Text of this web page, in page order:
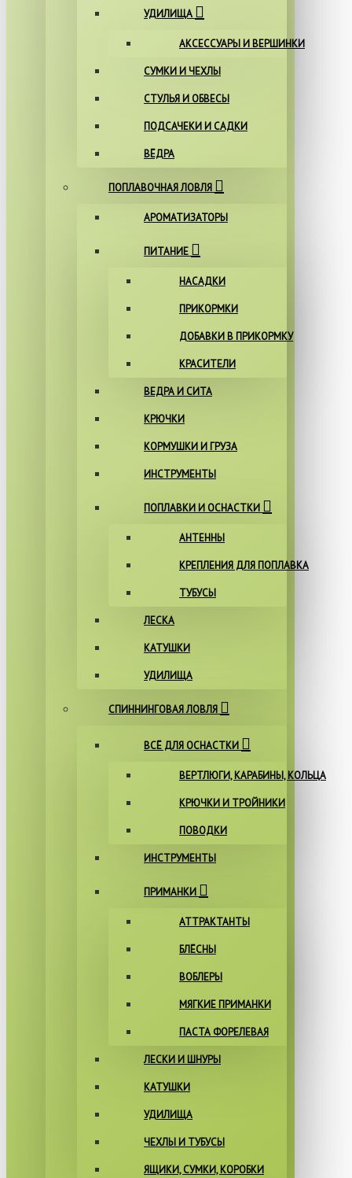
УДИЛИЩА
АКСЕССУАРЫ И ВЕРШИНКИ
СУМКИ И ЧЕХЛЫ
СТУЛЬЯ И ОБВЕСЫ
ПОДСАЧЕКИ И САДКИ
ВЁДРА
ПОПЛАВОЧНАЯ ЛОВЛЯ
АРОМАТИЗАТОРЫ
ПИТАНИЕ
НАСАДКИ
ПРИКОРМКИ
ДОБАВКИ В ПРИКОРМКУ
КРАСИТЕЛИ
ВЕДРА И СИТА
КРЮЧКИ
КОРМУШКИ И ГРУЗА
ИНСТРУМЕНТЫ
ПОПЛАВКИ И ОСНАСТКИ
АНТЕННЫ
КРЕПЛЕНИЯ ДЛЯ ПОПЛАВКА
ТУБУСЫ
ЛЕСКА
КАТУШКИ
УДИЛИЩА
СПИННИНГОВАЯ ЛОВЛЯ
ВСЁ ДЛЯ ОСНАСТКИ
ВЕРТЛЮГИ, КАРАБИНЫ, КОЛЬЦА
КРЮЧКИ И ТРОЙНИКИ
ПОВОДКИ
ИНСТРУМЕНТЫ
ПРИМАНКИ
АТТРАКТАНТЫ
БЛЁСНЫ
ВОБЛЕРЫ
МЯГКИЕ ПРИМАНКИ
ПАСТА ФОРЕЛЕВАЯ
ЛЕСКИ И ШНУРЫ
КАТУШКИ
УДИЛИЩА
ЧЕХЛЫ И ТУБУСЫ
ЯЩИКИ, СУМКИ, КОРОБКИ